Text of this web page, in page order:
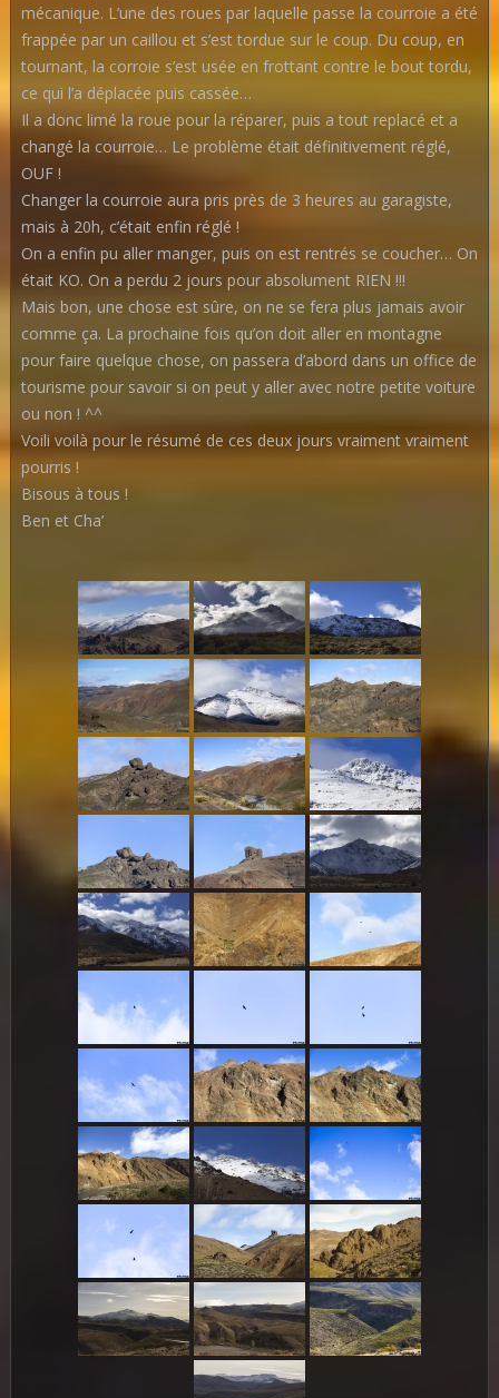
mécanique. L’une des roues par laquelle passe la courroie a été
frappée par un caillou et s’est tordue sur le coup. Du coup, en
tournant, la corroie s’est usée en frottant contre le bout tordu,
ce qui l’a déplacée puis cassée…
Il a donc limé la roue pour la réparer, puis a tout replacé et a
changé la courroie… Le problème était définitivement réglé,
OUF !
Changer la courroie aura pris près de 3 heures au garagiste,
mais à 20h, c’était enfin réglé !
On a enfin pu aller manger, puis on est rentrés se coucher… On
était KO. On a perdu 2 jours pour absolument RIEN !!!
Mais bon, une chose est sûre, on ne se fera plus jamais avoir
comme ça. La prochaine fois qu’on doit aller en montagne
pour faire quelque chose, on passera d’abord dans un office de
tourisme pour savoir si on peut y aller avec notre petite voiture
ou non ! ^^
Voili voilà pour le résumé de ces deux jours vraiment vraiment
pourris !
Bisous à tous !
Ben et Cha’